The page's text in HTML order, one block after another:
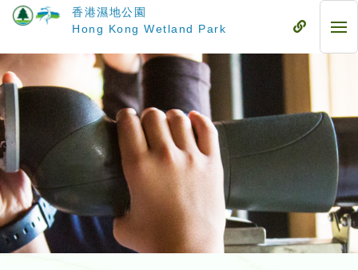
要
內
容
香港濕地公園
Hong Kong Wetland Park
流
流
動